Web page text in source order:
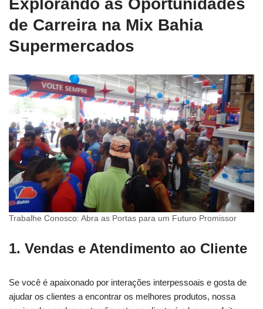
Explorando as Oportunidades
de Carreira na Mix Bahia
Supermercados
Trabalhe Conosco: Abra as Portas para um Futuro Promissor
1. Vendas e Atendimento ao Cliente
Se você é apaixonado por interações interpessoais e gosta de
ajudar os clientes a encontrar os melhores produtos, nossa